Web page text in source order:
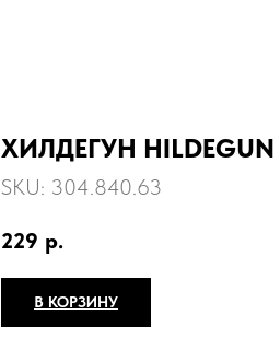
ХИЛДЕГУН HILDEGUN
SKU: 304.840.63
229 р.
В КОРЗИНУ